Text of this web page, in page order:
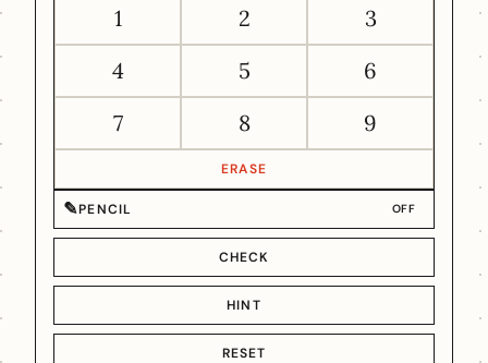
1 2
3
4
5
6
7
8 9
ERASE
✎PENCIL OFF
CHECK
HINT
RESET